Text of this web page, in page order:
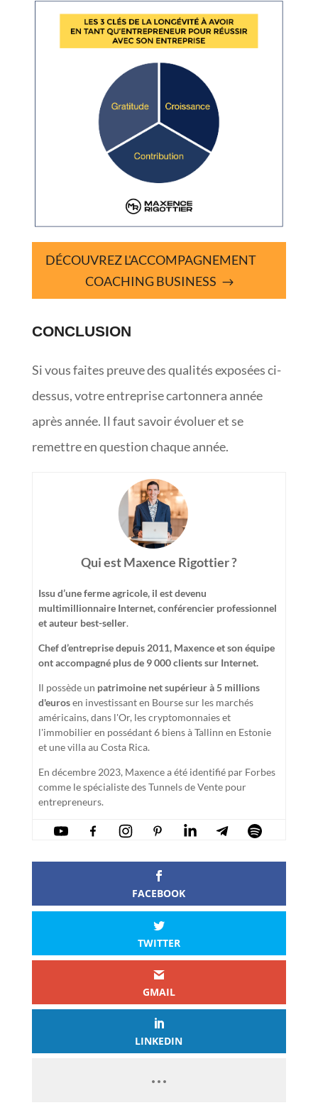
DÉCOUVREZ L'ACCOMPAGNEMENT
COACHING BUSINESS
CONCLUSION
Si vous faites preuve des qualités exposées ci-
dessus, votre entreprise cartonnera année
après année. Il faut savoir évoluer et se
remettre en question chaque année.
Qui est Maxence Rigottier ?
Issu d’une ferme agricole, il est devenu
multimillionnaire Internet, conférencier professionnel
et auteur best-seller.
Chef d’entreprise depuis 2011, Maxence et son équipe
ont accompagné plus de 9 000 clients sur Internet.
Il possède un patrimoine net supérieur à 5 millions
d'eurosen investissant en Bourse sur les marchés
américains, dans l'Or, les cryptomonnaies et
l'immobilier en possédant 6 biens à Tallinn en Estonie
et une villa au Costa Rica.
En décembre 2023, Maxence a été identifié par Forbes
comme le spécialiste des Tunnels de Vente pour
entrepreneurs.
FACEBOOK
TWITTER
GMAIL
LINKEDIN